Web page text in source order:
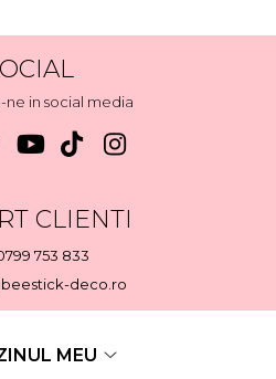
ne in social media
CLIENTI
753 833
deco.ro
MEU